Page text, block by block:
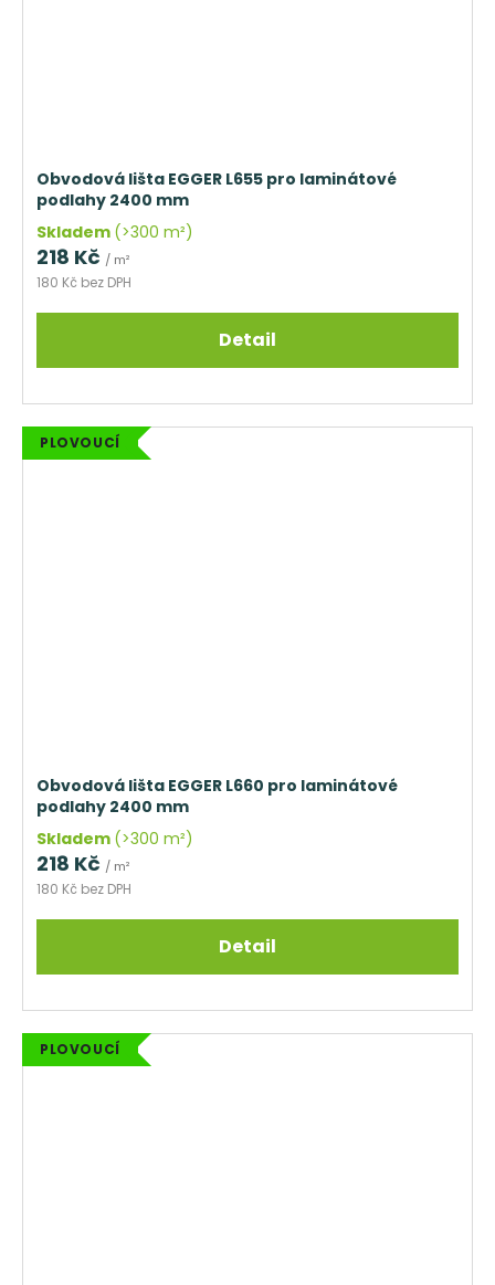
Obvodová lišta EGGER L655 pro laminátové
podlahy 2400 mm
Skladem (>300 m²)
180 Kč bez DPH
218 Kč / m²
Detail
PLOVOUCÍ
Obvodová lišta EGGER L660 pro laminátové
podlahy 2400 mm
Skladem (>300 m²)
180 Kč bez DPH
218 Kč / m²
Detail
PLOVOUCÍ